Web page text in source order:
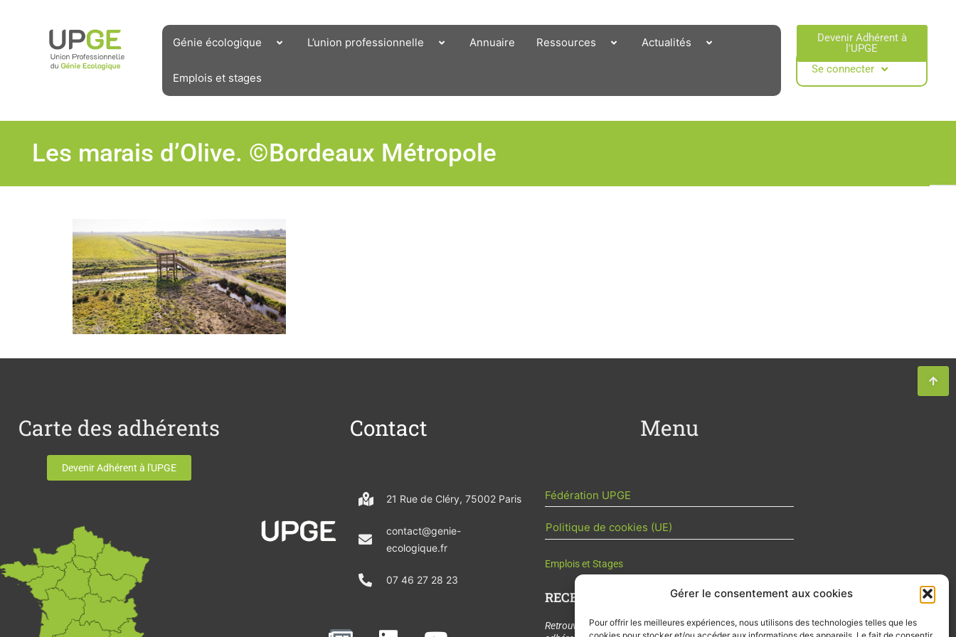
Gérer le consentement aux cookies
Pour offrir les meilleures expériences, nous utilisons des technologies telles que les
Génie écologique L’union professionnelle Annuaire Ressources Actualités
Emplois et stages
Devenir Adhérent à
l'UPGE​
Se connecter
Les marais d’Olive. ©Bordeaux Métropole
Carte des adhérents
Devenir Adhérent à l'UPGE
Contact
21 Rue de Cléry, 75002 Paris
contact@genie-
ecologique.fr
07 46 27 28 23
N L Y
Menu
Fédération UPGE
Politique de cookies (UE)
Emplois et Stages
RECEVOIR L'ACTU DE LA FILIÈRE
Retrouvez tous les mois les articles terrain de nos